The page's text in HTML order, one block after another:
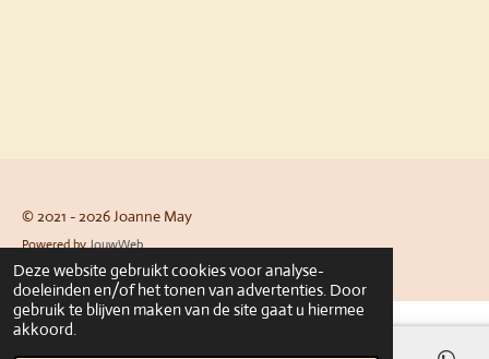
Deze website gebruikt cookies voor analyse-
doeleinden en/of het tonen van advertenties. Door
gebruik te blijven maken van de site gaat u hiermee
akkoord.
© 2021 - 2026 Joanne May
Powered byJouwWeb